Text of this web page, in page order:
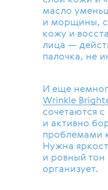
масло
и морщины,
кожу и
лица —
палочка, не
И еще
Wrinkle
сочетаются
и активно
проблемами
Нужна
и ровный тон
организует.